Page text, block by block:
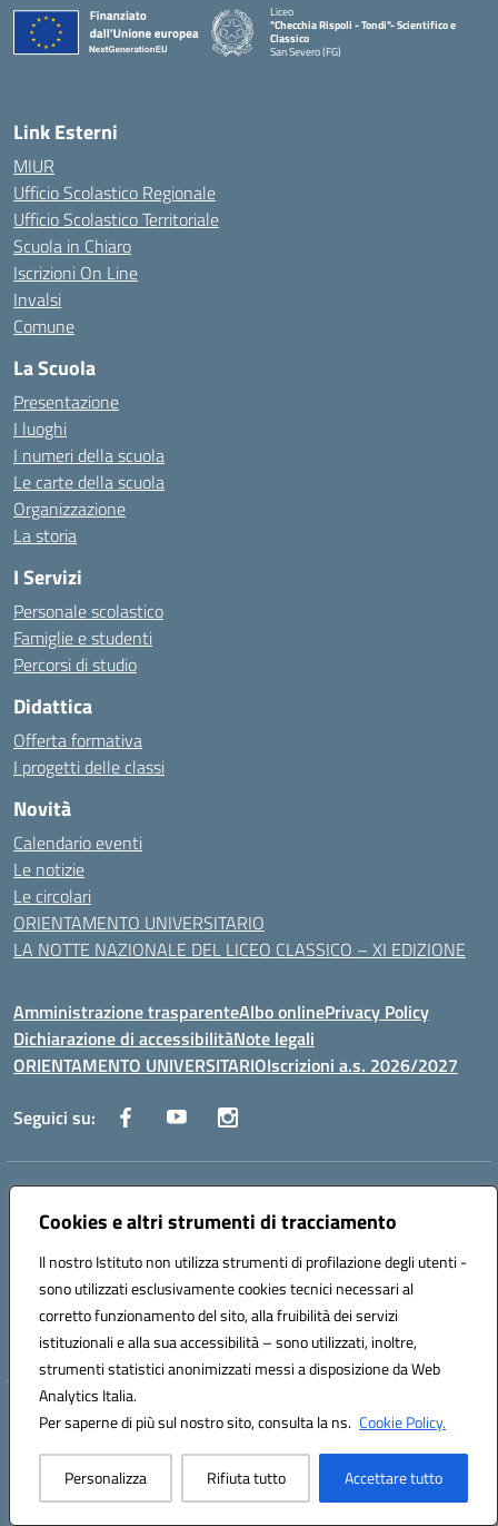
Cookies e altri strumenti di tracciamento
Il nostro Istituto non utilizza strumenti di profilazione degli utenti -
sono utilizzati esclusivamente cookies tecnici necessari al
corretto funzionamento del sito, alla fruibilità dei servizi
istituzionali e alla sua accessibilità – sono utilizzati, inoltre,
strumenti statistici anonimizzati messi a disposizione da Web
Analytics Italia.
Per saperne di più sul nostro sito, consulta la ns. Cookie Policy.
Personalizza Rifiuta tutto Accettare tutto
Liceo
"Checchia Rispoli - Tondi"- Scientifico e
Classico
San Severo (FG)
Link Esterni
MIUR
Ufficio Scolastico Regionale
Ufficio Scolastico Territoriale
Scuola in Chiaro
Iscrizioni On Line
Invalsi
Comune
La Scuola
Presentazione
I luoghi
I numeri della scuola
Le carte della scuola
Organizzazione
La storia
I Servizi
Personale scolastico
Famiglie e studenti
Percorsi di studio
Didattica
Offerta formativa
I progetti delle classi
Novità
Calendario eventi
Le notizie
Le circolari
ORIENTAMENTO UNIVERSITARIO
LA NOTTE NAZIONALE DEL LICEO CLASSICO – XI EDIZIONE
Amministrazione trasparenteAlbo onlinePrivacy Policy
Dichiarazione di accessibilitàNote legali
ORIENTAMENTO UNIVERSITARIOIscrizioni a.s. 2026/2027
Seguici su:
Indirizzo:
Centralino:0882 331218 Email:fgps210002@istruzione.it
Codice fiscale: 93071630714
Codice meccanografico:
FGPS210002
Codice unico di fatturazione (CUF): UF7W9K
Hosting & Powered by 3D Solution S.r.l.
Concept & Design by Designers Italia